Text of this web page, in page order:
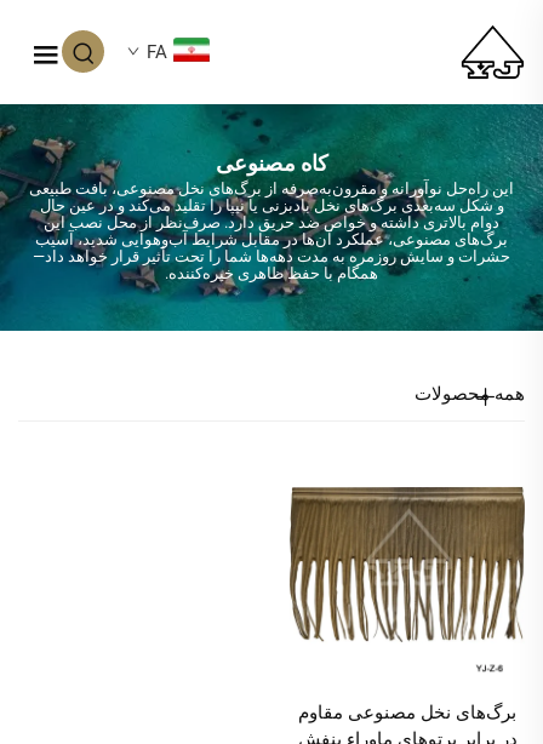
FA
کاه مصنوعی
این راه‌حل نوآورانه و مقرون‌به‌صرفه از برگ‌های نخل مصنوعی، بافت طبیعی
و شکل سه‌بعدی برگ‌های نخل بادبزنی یا نیپا را تقلید می‌کند و در عین حال
دوام بالاتری داشته و خواص ضد حریق دارد. صرف‌نظر از محل نصب این
برگ‌های مصنوعی، عملکرد آن‌ها در مقابل شرایط آب‌وهوایی شدید، آسیب
حشرات و سایش روزمره به مدت دهه‌ها شما را تحت تأثیر قرار خواهد داد—
همگام با حفظ ظاهری خیره‌کننده.
همه محصولات
برگ‌های نخل مصنوعی مقاوم
در برابر پرتوهای ماوراء بنفش